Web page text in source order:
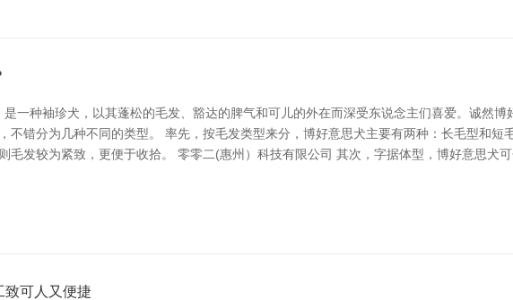
一种袖珍犬，以其蓬松的毛发、豁达的脾气和可儿的外在而深受东说念主们喜爱。诚然
不错分为几种不同的类型。 率先，按毛发类型来分，博好意思犬主要有两种：长毛型和
毛发较为紧致，更便于收拾。 零零二(惠州）科技有限公司 其次，字据体型，博好意思犬
致可人又便捷